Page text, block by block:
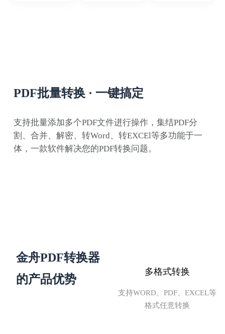
PDF批量转换 · 一键搞定
支持批量添加多个PDF文件进行操作，集结PDF分
割、合并、解密、转Word、转EXCEl等多功能于一
体，一款软件解决您的PDF转换问题。
金舟PDF转换器
的产品优势
多格式转换
支持WORD、PDF、EXCEL等
格式任意转换
浪里小白龙